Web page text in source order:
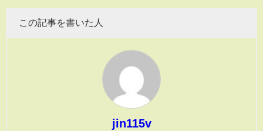
この記事を書いた人
jin115v